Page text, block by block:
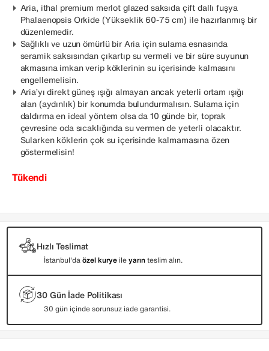
Aria, ithal premium merlot glazed saksıda çift dallı fuşya
Phalaenopsis Orkide (Yükseklik 60-75 cm) ile hazırlanmış bir
düzenlemedir.
Sağlıklı ve uzun ömürlü bir Aria için sulama esnasında
seramik saksısından çıkartıp su vermeli ve bir süre suyunun
akmasına imkan verip köklerinin su içerisinde kalmasını
engellemelisin.
Aria’yı direkt güneş ışığı almayan ancak yeterli ortam ışığı
alan (aydınlık) bir konumda bulundurmalısın. Sulama için
daldırma en ideal yöntem olsa da 10 günde bir, toprak
çevresine oda sıcaklığında su vermen de yeterli olacaktır.
Sularken köklerin çok su içerisinde kalmamasına özen
göstermelisin!
Tükendi
Hızlı Teslimat
İstanbul'daözel kurye ileyarınteslim alın.
30 Gün İade Politikası
30 gün içinde sorunsuz iade garantisi.